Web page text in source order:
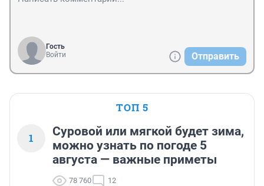
Гость
Войти
Отправить
ТОП 5
1
Суровой или мягкой будет зима,
можно узнать по погоде 5
августа — важные приметы
78 760 12